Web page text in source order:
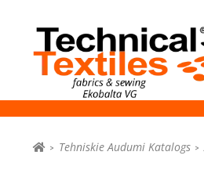
Tehniskie Audumi Katalogs